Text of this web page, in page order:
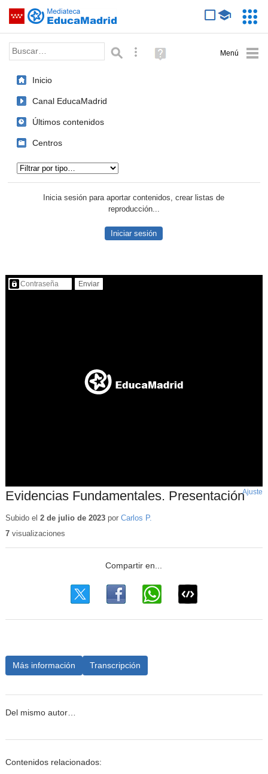
Saltar navegación
Palabra o frase: Búsqueda avanzada
Ayuda
(en
Inicio
Canal EducaMadrid
Últimos contenidos
Centros
Inicia sesión para aportar contenidos, crear listas de
reproducción...
Iniciar sesión
Contenido protegido…
Evidencias Fundamentales. PresentaciónAjuste
Subido el 2 de julio de 2023por Carlos P.
7visualizaciones
Más información Transcripción
Del mismo autor…
Contenidos relacionados: